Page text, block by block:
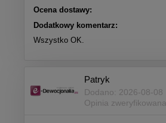
Ocena dostawy:
Dodatkowy komentarz:
Wszystko OK.
Patryk
Dodano: 2026-08-08
Opinia zweryfikowana